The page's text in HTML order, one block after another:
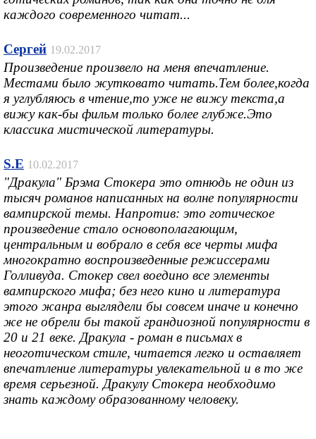
каждого современного читат...
Сергей 19.02.2017
Произведение произвело на меня впечатление.
Местами было жутковато читать.Тем более,когда
я углубляюсь в чтение,то уже не вижу текста,а
вижу как-бы фильм только более глубже.Это
классика мистической литературы.
S.E 10.02.2017
"Дракула" Брэма Стокера это отнюдь не один из
тысяч романов написанных на волне популярности
вампирской темы. Напротив: это готическое
произведение стало основополагающим,
центральным и вобрало в себя все черты мифа
многократно воспроизведенные режиссерами
Голливуда. Стокер свел воедино все элементы
вампирского мифа; без него кино и литература
этого жанра выглядели бы совсем иначе и конечно
же не обрели бы такой грандиозной популярности в
20 и 21 веке. Дракула - роман в письмах в
неоготическом стиле, читается легко и оставляет
впечатление литературы увлекательной и в то же
время серьезной. Дракулу Стокера необходимо
знать каждому образованному человеку.